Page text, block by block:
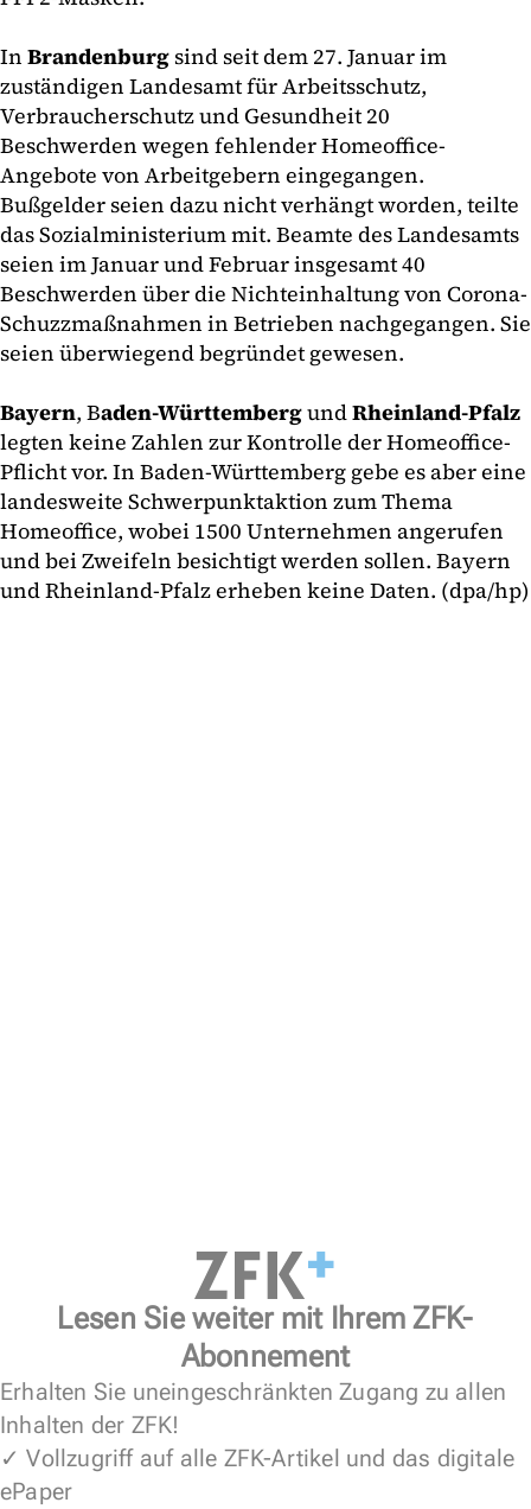
In Brandenburgsind seit dem 27. Januar im
zuständigen Landesamt für Arbeitsschutz,
Verbraucherschutz und Gesundheit 20
Beschwerden wegen fehlender Homeoffice-
Angebote von Arbeitgebern eingegangen.
Bußgelder seien dazu nicht verhängt worden, teilte
das Sozialministerium mit. Beamte des Landesamts
seien im Januar und Februar insgesamt 40
Beschwerden über die Nichteinhaltung von Corona-
Schuzzmaßnahmen in Betrieben nachgegangen. Sie
seien überwiegend begründet gewesen.
Bayern, Baden-WürttembergundRheinland-Pfalz
legten keine Zahlen zur Kontrolle der Homeoffice-
Pflicht vor. In Baden-Württemberg gebe es aber eine
landesweite Schwerpunktaktion zum Thema
Homeoffice, wobei 1500 Unternehmen angerufen
und bei Zweifeln besichtigt werden sollen. Bayern
und Rheinland-Pfalz erheben keine Daten. (dpa/hp)
Lesen Sie weiter mit Ihrem ZFK-
Abonnement
Erhalten Sie uneingeschränkten Zugang zu allen
Inhalten der ZFK!
✓ Vollzugriff auf alle ZFK-Artikel und das digitale
ePaper